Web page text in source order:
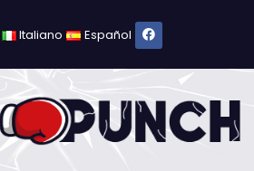
Italiano Español